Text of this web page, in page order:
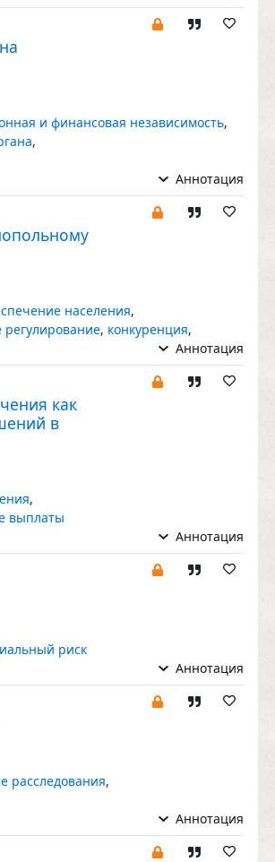
и финансовая независимость,
,
Аннотация
населения,
, конкуренция,
Аннотация
как
в
,
выплаты
Аннотация
риск
Аннотация
расследования,
Аннотация